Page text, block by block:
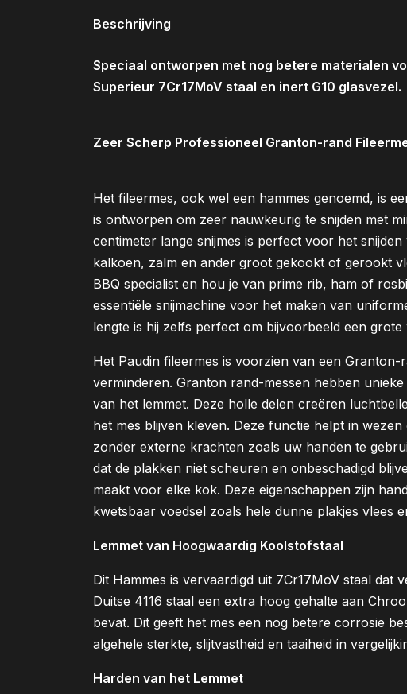
Beschrijving
Speciaal ontworpen met nog betere materialen
Superieur 7Cr17MoV staal en inert G10 glasvezel.
Zeer Scherp Professioneel Granton-rand
Het fileermes, ook wel een hammes genoemd, is
is ontworpen om zeer nauwkeurig te snijden met
centimeter lange snijmes is perfect voor het
kalkoen, zalm en ander groot gekookt of gerookt
BBQ specialist en hou je van prime rib, ham of
essentiële snijmachine voor het maken van
lengte is hij zelfs perfect om bijvoorbeeld een
Het Paudin fileermes is voorzien van een Granton-
verminderen. Granton rand-messen hebben
van het lemmet. Deze holle delen creëren
het mes blijven kleven. Deze functie helpt in
zonder externe krachten zoals uw handen te
dat de plakken niet scheuren en onbeschadigd
maakt voor elke kok. Deze eigenschappen zijn
kwetsbaar voedsel zoals hele dunne plakjes vlees
Lemmet van Hoogwaardig Koolstofstaal
Dit Hammes is vervaardigd uit 7Cr17MoV staal dat
Duitse 4116 staal een extra hoog gehalte aan
bevat. Dit geeft het mes een nog betere corrosie
algehele sterkte, slijtvastheid en taaiheid in
Harden van het Lemmet